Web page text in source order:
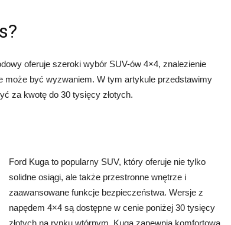
oferuje szeroki wybór SUV-ów 4×4, znalezienie
może być wyzwaniem. W tym artykule przedstawimy
za kwotę do 30 tysięcy złotych.
Ford Kuga to popularny SUV, który oferuje nie tylko
solidne osiągi, ale także przestronne wnętrze i
zaawansowane funkcje bezpieczeństwa. Wersje z
napędem 4×4 są dostępne w cenie poniżej 30 tysięcy
złotych na rynku wtórnym. Kuga zapewnia komfortową